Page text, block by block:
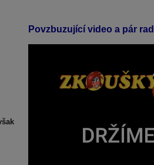
Povzbuzující video a pár